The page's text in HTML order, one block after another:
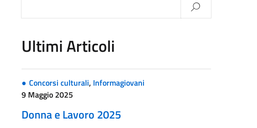
Ultimi Articoli
Concorsi culturali, Informagiovani
9 Maggio 2025
Donna e Lavoro 2025